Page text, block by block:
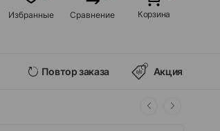
Избранные Сравнение Корзина
Повтор заказа Акция